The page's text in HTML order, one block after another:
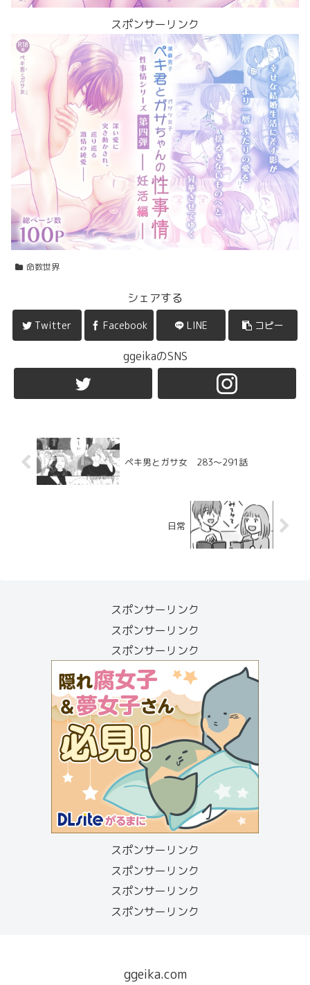
スポンサーリンク
命数世界
シェアする
Twitter Facebook LINE コピー
ggeikaのSNS
ペキ男とガサ女 283〜291話
日常
スポンサーリンク
スポンサーリンク
スポンサーリンク
スポンサーリンク
スポンサーリンク
スポンサーリンク
スポンサーリンク
ggeika.com